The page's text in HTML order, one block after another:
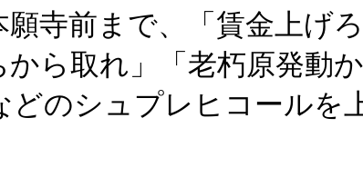
寺前まで、「賃金上げ
ら取れ」「老朽原発動
のシュプレヒコールを